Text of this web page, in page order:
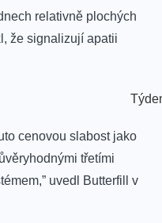
relativně plochých
že signalizují apatii
cenovou slabost jako
třetími
uvedl Butterfill v